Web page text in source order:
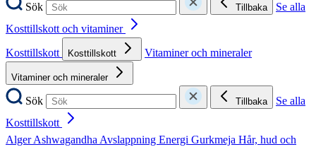
Sök
Tillbaka
Se alla
Kosttillskott och vitaminer
Kosttillskott
Kosttillskott Vitaminer och mineraler
Vitaminer och mineraler
Sök Tillbaka
Se alla
Kosttillskott
AlgerAshwagandhaAvslappning Energi Gurkmeja Hår, hud och